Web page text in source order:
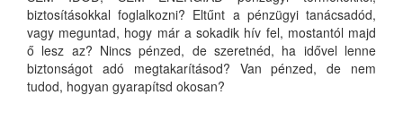
biztosításokkal foglalkozni? Eltűnt a pénzügyi tanácsadód,
vagy meguntad, hogy már a sokadik hív fel, mostantól majd
ő lesz az? Nincs pénzed, de szeretnéd, ha idővel lenne
biztonságot adó megtakarításod? Van pénzed, de nem
tudod, hogyan gyarapítsd okosan?